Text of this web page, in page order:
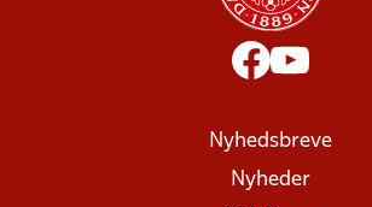
Nyhedsbreve
Nyheder